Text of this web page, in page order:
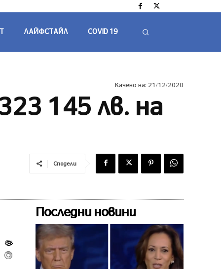
ЛАЙФСТАЙЛ COVID 19
Качено на: 21/12/2020
145 лв. на
Сподели
Последни новини